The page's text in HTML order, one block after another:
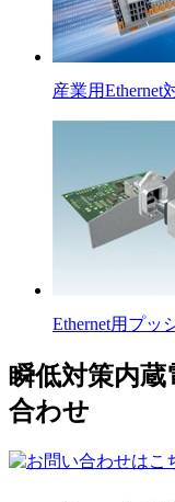
産業用Ethernet
Ethernet用プッ
瞬低対策内
合わせ